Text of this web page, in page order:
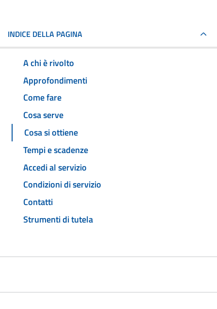
INDICE DELLA PAGINA
A chi è rivolto
Approfondimenti
Come fare
Cosa serve
Cosa si ottiene
Tempi e scadenze
Accedi al servizio
Condizioni di servizio
Contatti
Strumenti di tutela